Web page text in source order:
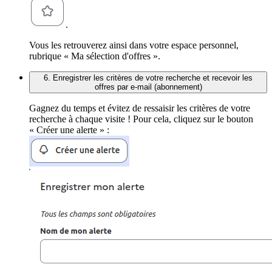
.
Vous les retrouverez ainsi dans votre espace personnel,
rubrique « Ma sélection d'offres ».
6. Enregistrer les critères de votre recherche et recevoir les
offres par e-mail (abonnement)
Gagnez du temps et évitez de ressaisir les critères de votre
recherche à chaque visite ! Pour cela, cliquez sur le bouton
« Créer une alerte » :